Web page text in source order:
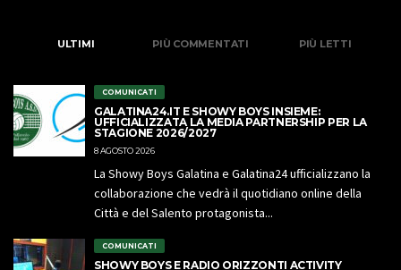
ULTIMI PIÙ COMMENTATI PIÙ LETTI
COMUNICATI
GALATINA24.IT E SHOWY BOYS INSIEME:
UFFICIALIZZATA LA MEDIA PARTNERSHIP PER LA
STAGIONE 2026/2027
8 AGOSTO 2026
La Showy Boys Galatina e Galatina24 ufficializzano la
collaborazione che vedrà il quotidiano online della
Città e del Salento protagonista...
COMUNICATI
SHOWY BOYS E RADIO ORIZZONTI ACTIVITY